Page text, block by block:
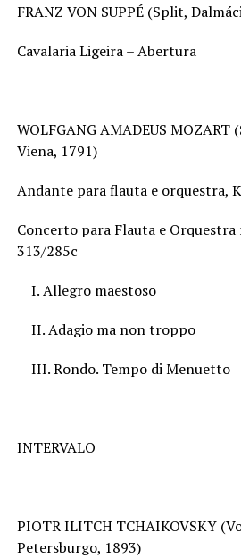
FRANZ VON SUPPÉ (Split,
Cavalaria Ligeira – Abertura
WOLFGANG AMADEUS MOZART
Viena, 1791)
Andante para flauta e orquestra,
Concerto para Flauta e Orquestra
313/285c
I. Allegro maestoso
II. Adagio ma non troppo
III. Rondo. Tempo di Menuetto
INTERVALO
PIOTR ILITCH TCHAIKOVSKY
Petersburgo, 1893)